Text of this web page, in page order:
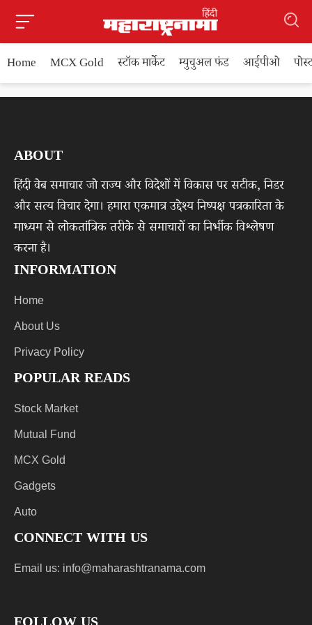
Home MCX Gold स्टॉक मार्केट म्युचुअल फंड आईपीओ
ABOUT
हिंदी वेब समाचार जो राज्य और विदेशों में विकास पर सटीक, निडर
और सत्य विचार देगा। हमारा एकमात्र उद्देश्य निष्पक्ष पत्रकारिता के
माध्यम से लोकतांत्रिक तरीके से समाचारों का निर्भीक विश्लेषण
करना है।
INFORMATION
Home
About Us
Privacy Policy
POPULAR READS
Stock Market
Mutual Fund
MCX Gold
Gadgets
Auto
CONNECT WITH US
Email us: info@maharashtranama.com